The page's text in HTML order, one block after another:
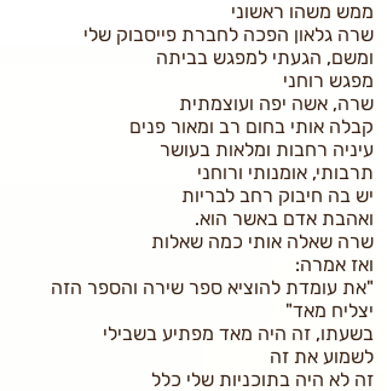
ממש משהו ראשוני
שרה גלאון הפכה לחברת פייסבוק שלי
ומשם, הגעתי למפגש בביתה
מפגש רוחני
שרה, אשה יפה ועוצמתית
קבלה אותי בחום רב ומאור פנים
עיניה רחבות ומלאות בעושר
תרבותי, אומנותי ורוחני
יש בה חיבוק רחב לבריות
ואהבת אדם באשר הוא.
שרה שאלה אותי כמה שאלות
ואז אמרה:
"את עומדת להוציא ספר שירה והספר הזה
יצליח מאד"
בשעתו, זה היה מאד מפתיע בשבילי
לשמוע את זה
זה לא היה בתוכניות שלי כלל